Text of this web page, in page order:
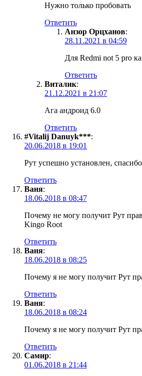
Нужно только пробовать
Ответить
Анзор Орцханов:
28.11.2021 в 04:59
Для Redmi not 5 pro
Ответить
Виталик:
21.12.2021 в 21:07
Ага андроид 6.0
Ответить
#Vitalij Danuyk***:
20.06.2018 в 19:01
Рут успешно установлен,
Ответить
Ваня:
18.06.2018 в 08:47
Почему не могу получит Рут
Kingo Root
Ответить
Ваня:
18.06.2018 в 08:25
Почему я не могу получит Рут
Ответить
Ваня:
18.06.2018 в 08:24
Почему я не могу получит Рут
Ответить
Самир:
01.06.2018 в 21:44